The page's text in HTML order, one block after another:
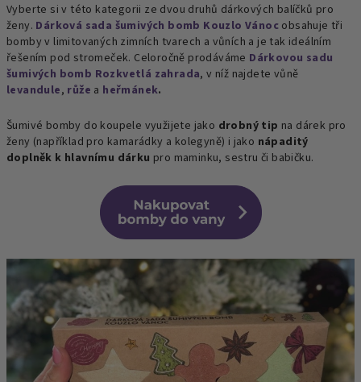
Vyberte si v této kategorii ze dvou druhů dárkových balíčků pro
ženy. Dárková sada šumivých bomb Kouzlo Vánoc obsahuje tři
bomby v limitovaných zimních tvarech a vůních a je tak ideálním
řešením pod stromeček. Celoročně prodáváme Dárkovou sadu
šumivých bomb Rozkvetlá zahrada, v níž najdete vůně
levandule, růže a heřmánek.
Šumivé bomby do koupele využijete jako drobný tip na dárek pro
ženy (například pro kamarádky a kolegyně) i jako nápaditý
doplněk k hlavnímu dárku pro maminku, sestru či babičku.